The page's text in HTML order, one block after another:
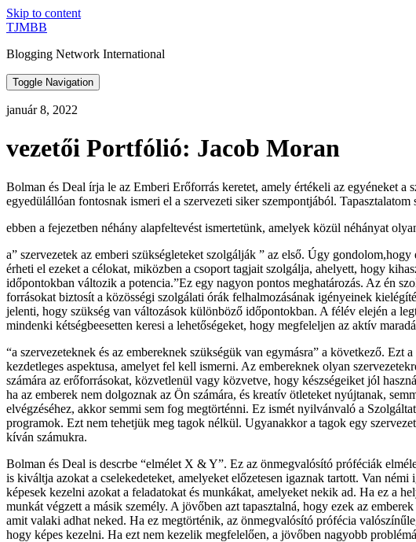
Skip to content
TJMBB
Blogging Network International
Toggle Navigation
január 8, 2022
vezetői Portfólió: Jacob Moran
Bolman és Deal írja le az Emberi Erőforrás keretet, amely értékeli az egyéneket a
egyedülállóan fontosnak ismeri el a szervezeti siker szempontjából.
ebben a fejezetben néhány alapfeltevést ismertetünk, amelyek közül néhányat
a” szervezetek az emberi szükségleteket szolgálják ” az első. Úgy
érheti el ezeket a célokat, miközben a csoport tagjait szolgálja, ahelyett, hogy
időpontokban változik a potencia.”Ez egy nagyon pontos meghatározás. Az én
forrásokat biztosít a közösségi szolgálati órák felhalmozásának igényeinek
jelenti, hogy szükség van változások különböző időpontokban. A félév elején a
mindenki kétségbeesetten keresi a lehetőségeket, hogy megfeleljen az aktív
“a szervezeteknek és az embereknek szükségük van egymásra” a következő.
kezdetleges aspektusa, amelyet fel kell ismerni. Az embereknek olyan
számára az erőforrásokat, közvetlenül vagy közvetve, hogy készségeiket jól
ha az emberek nem dolgoznak az Ön számára, és kreatív ötleteket nyújtanak,
elvégzéséhez, akkor semmi sem fog megtörténni. Ez ismét nyilvánvaló a
programok. Ezt nem tehetjük meg tagok nélkül. Ugyanakkor a tagok egy
kíván számukra.
Bolman és Deal is descrbe “elmélet X & Y”. Ez az önmegvalósító próféciák
is kiváltja azokat a cselekedeteket, amelyeket előzetesen igaznak tartott. Van
képesek kezelni azokat a feladatokat és munkákat, amelyeket nekik ad. Ha ez a
munkát végzett a másik személy. A jövőben azt tapasztalná, hogy ezek az
amit valaki adhat neked. Ha ez megtörténik, az önmegvalósító prófécia
hogy képes kezelni. Ha ezt nem kezelik megfelelően, a jövőben nagyobb